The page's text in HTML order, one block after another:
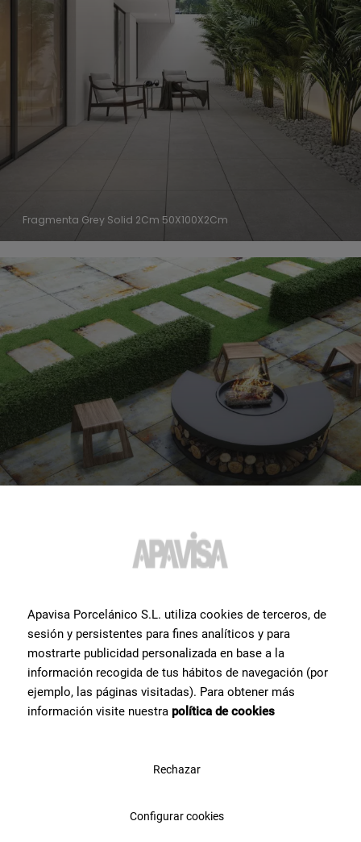
Fragmenta Grey Solid 2Cm 50X100X2Cm
Lamiere Blue Solid 2Cm 50X100X2Cm
Apavisa Porcelánico S.L. utiliza cookies de terceros, de
sesión y persistentes para fines analíticos y para
mostrarte publicidad personalizada en base a la
información recogida de tus hábitos de navegación (por
ejemplo, las páginas visitadas). Para obtener más
información visite nuestra política de cookies
Rechazar
Configurar cookies